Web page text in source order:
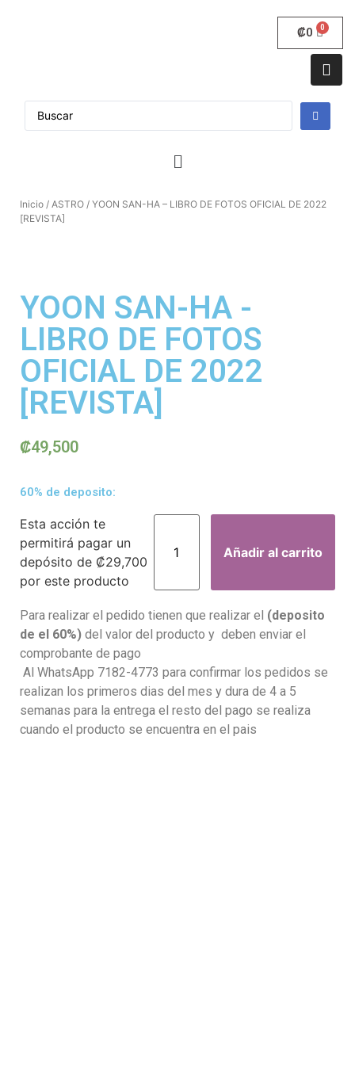
₡0
Inicio / ASTRO / YOON SAN-HA – LIBRO DE FOTOS OFICIAL DE 2022
[REVISTA]
YOON SAN-HA -
LIBRO DE FOTOS
OFICIAL DE 2022
[REVISTA]
₡49,500
60% de deposito:
Esta acción te
permitirá pagar un
depósito de ₡29,700
por este producto
Añadir al carrito
Para realizar el pedido tienen que realizar el (deposito
de el 60%) del valor del producto y deben enviar el
comprobante de pago
Al WhatsApp 7182-4773 para confirmar los pedidos se
realizan los primeros dias del mes y dura de 4 a 5
semanas para la entrega el resto del pago se realiza
cuando el producto se encuentra en el pais